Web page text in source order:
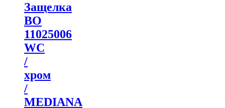
Защелка
ВО
11025006
WC
/
хром
/
MEDIANA